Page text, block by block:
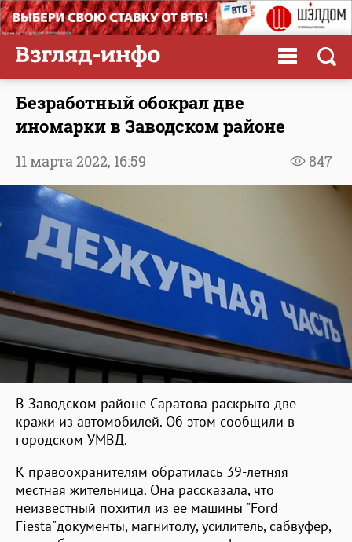
Безработный обокрал две
иномарки в Заводском районе
847
11 марта 2022, 16:59
В Заводском районе Саратова раскрыто две
кражи из автомобилей. Об этом сообщили в
городском УМВД.
К правоохранителям обратилась 39-летняя
местная жительница. Она рассказала, что
неизвестный похитил из ее машины "Ford
Fiesta"документы, магнитолу, усилитель, сабвуфер,